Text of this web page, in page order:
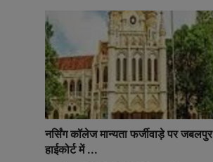
नर्सिंग कॉलेज मान्यता फर्जीवाड़े पर जबलपुर
हाईकोर्ट में ...